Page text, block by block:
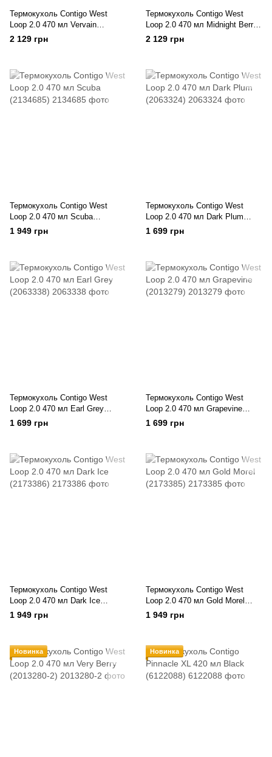
Термокухоль Contigo West
Loop 2.0 470 мл Vervain
(2173387)
2 129 грн
Термокухоль Contigo West
Loop 2.0 470 мл Midnight Berry
(2173387-1)
2 129 грн
Термокухоль Contigo West
Loop 2.0 470 мл Scuba
(2134685)
1 949 грн
Термокухоль Contigo West
Loop 2.0 470 мл Dark Plum
(2063324)
1 699 грн
Термокухоль Contigo West
Loop 2.0 470 мл Earl Grey
(2063338)
1 699 грн
Термокухоль Contigo West
Loop 2.0 470 мл Grapevine
(2013279)
1 699 грн
Термокухоль Contigo West
Loop 2.0 470 мл Dark Ice
(2173386)
1 949 грн
Термокухоль Contigo West
Loop 2.0 470 мл Gold Morel
(2173385)
1 949 грн
Новинка Новинка